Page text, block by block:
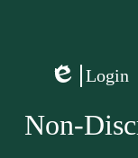
Edlio
Login
Non-